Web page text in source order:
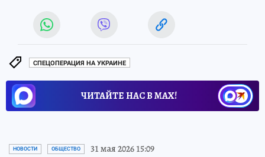
СПЕЦОПЕРАЦИЯ НА УКРАИНЕ
ЧИТАЙТЕ НАС В МАХ!
НОВОСТИ ОБЩЕСТВО 31 мая 2026 15:09